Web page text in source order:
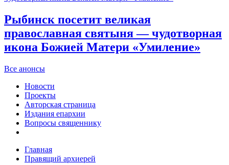
Рыбинск посетит великая
православная святыня — чудотворная
икона Божией Матери «Умиление»
Все анонсы
Новости
Проекты
Авторская страница
Издания епархии
Вопросы священнику
Главная
Правящий архиерей